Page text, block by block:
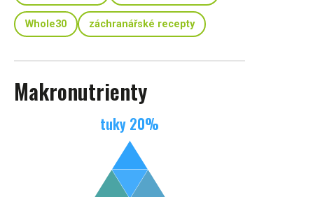
Whole30 záchranářské recepty
Makronutrienty
tuky 20%